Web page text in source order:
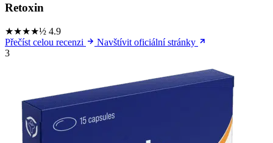
Retoxin
★★★★½ 4.9
Přečíst celou recenzi
Navštívit oficiální stránky
3